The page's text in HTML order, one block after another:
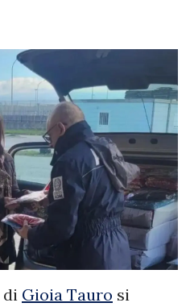
di Gioia Tauro si